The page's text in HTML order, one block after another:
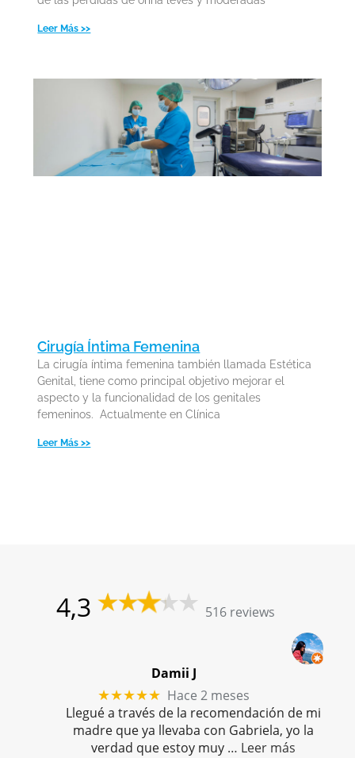
Leer Más >>
Cirugía Íntima Femenina
La cirugía íntima femenina también llamada Estética
Genital, tiene como principal objetivo mejorar el
aspecto y la funcionalidad de los genitales
femeninos. Actualmente en Clínica
Leer Más >>
4,3 516 reviews
Damii J
★★★★★ Hace 2 meses
Llegué a través de la recomendación de mi
madre que ya llevaba con Gabriela, yo la
verdad que estoy muy … Leer más